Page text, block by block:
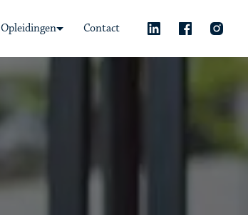
Opleidingen Contact